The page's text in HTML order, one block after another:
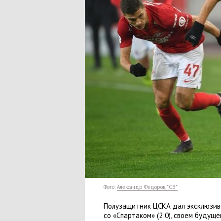
Фото: Александр Федоров, "СЭ"
Полузащитник ЦСКА дал
со «Спартаком» (2:0), своем